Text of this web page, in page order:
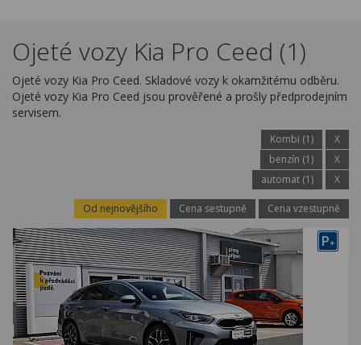
Kontakty
Ojeté vozy Kia Pro Ceed (1)
Ojeté vozy Kia Pro Ceed. Skladové vozy k okamžitému odběru.
Ojeté vozy Kia Pro Ceed jsou prověřené a prošly předprodejním
servisem.
Kombi (1)
X
benzín (1)
X
automat (1)
X
Od nejnovějšího Cena sestupně Cena vzestupně
P+